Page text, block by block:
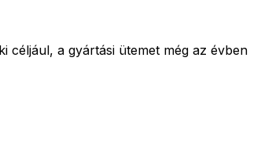
céljául, a gyártási ütemet még az évben